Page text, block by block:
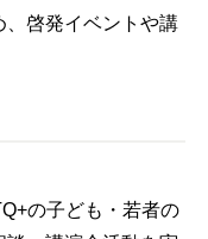
、啓発イベントや講
の子ども・若者の